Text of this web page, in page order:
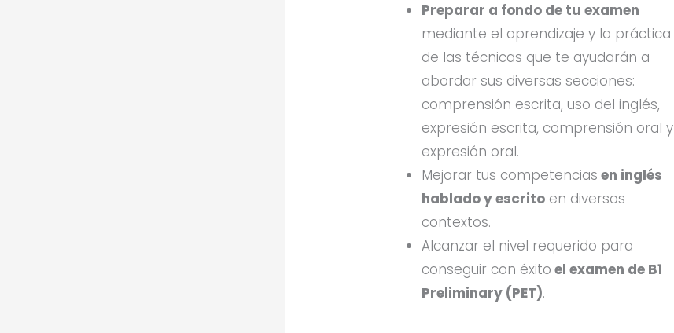
Preparar a fondo de tu examen
mediante el aprendizaje y la práctica
de las técnicas que te ayudarán a
abordar sus diversas secciones:
comprensión escrita, uso del inglés,
expresión escrita, comprensión oral y
expresión oral.
Mejorar tus competencias en inglés
hablado y escrito en diversos
contextos.
Alcanzar el nivel requerido para
conseguir con éxito el examen de B1
Preliminary (PET).